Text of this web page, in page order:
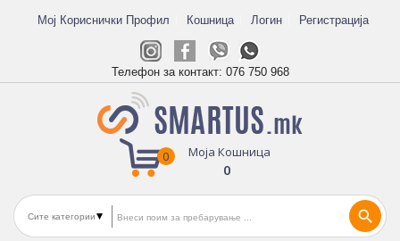
Мој Кориснички Профил Кошница Логин Регистрација
Телефон за контакт: 076 750 968
Моја Кошница
0
0
search